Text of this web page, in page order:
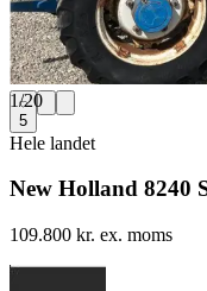
1/20
5
Hele landet
New Holland 8240
109.800 kr. ex. moms